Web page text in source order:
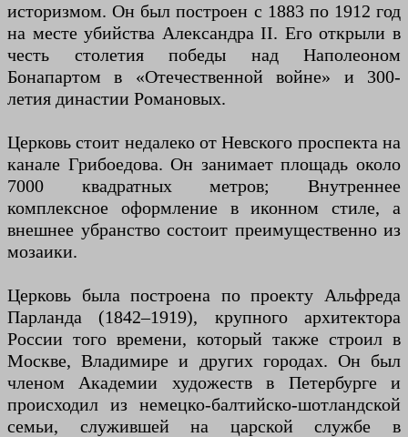
историзмом. Он был построен с 1883 по 1912 год
на месте убийства Александра II. Его открыли в
честь столетия победы над Наполеоном
Бонапартом в «Отечественной войне» и 300-
летия династии Романовых.
Церковь стоит недалеко от Невского проспекта на
канале Грибоедова. Он занимает площадь около
7000 квадратных метров; Внутреннее
комплексное оформление в иконном стиле, а
внешнее убранство состоит преимущественно из
мозаики.
Церковь была построена по проекту Альфреда
Парланда (1842–1919), крупного архитектора
России того времени, который также строил в
Москве, Владимире и других городах. Он был
членом Академии художеств в Петербурге и
происходил из немецко-балтийско-шотландской
семьи, служившей на царской службе в